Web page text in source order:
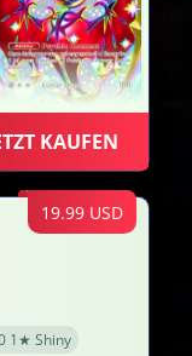
KAUFEN
19.99 USD
1★ Shiny